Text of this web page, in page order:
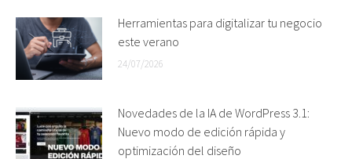
Herramientas para digitalizar tu negocio
este verano
24/07/2026
Novedades de la IA de WordPress 3.1:
Nuevo modo de edición rápida y
optimización del diseño